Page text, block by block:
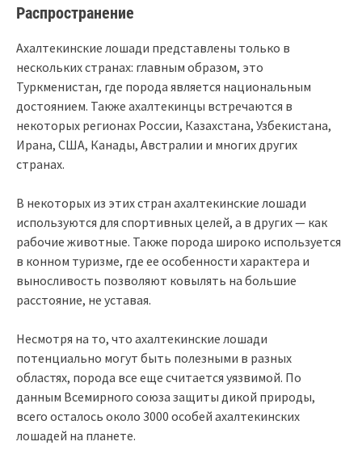
Распространение
Ахалтекинские лошади представлены только в
нескольких странах: главным образом, это
Туркменистан, где порода является национальным
достоянием. Также ахалтекинцы встречаются в
некоторых регионах России, Казахстана, Узбекистана,
Ирана, США, Канады, Австралии и многих других
странах.
В некоторых из этих стран ахалтекинские лошади
используются для спортивных целей, а в других — как
рабочие животные. Также порода широко используется
в конном туризме, где ее особенности характера и
выносливость позволяют ковылять на большие
расстояние, не уставая.
Несмотря на то, что ахалтекинские лошади
потенциально могут быть полезными в разных
областях, порода все еще считается уязвимой. По
данным Всемирного союза защиты дикой природы,
всего осталось около 3000 особей ахалтекинских
лошадей на планете.